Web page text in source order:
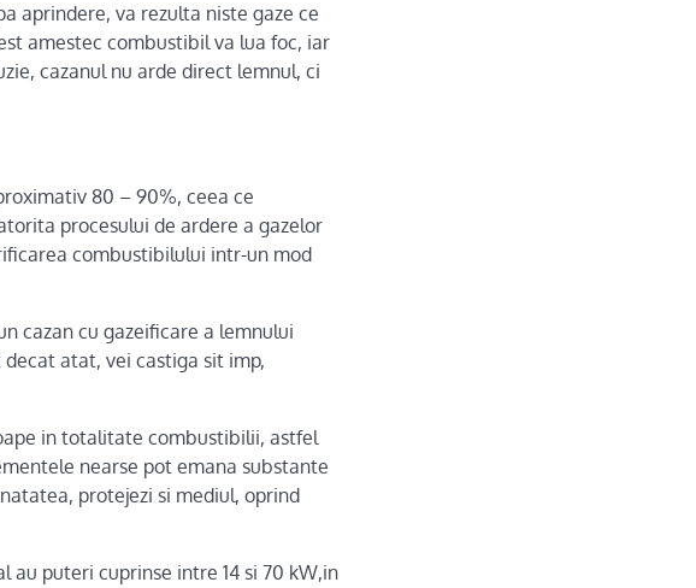
aprindere, va rezulta niste gaze ce
amestec combustibil va lua foc, iar
cazanul nu arde direct lemnul, ci
80 – 90%, ceea ce
procesului de ardere a gazelor
combustibilului intr-un mod
cazan cu gazeificare a lemnului
atat, vei castiga sit imp,
in totalitate combustibilii, astfel
nearse pot emana substante
protejezi si mediul, oprind
au puteri cuprinse intre 14 si 70 kW,in